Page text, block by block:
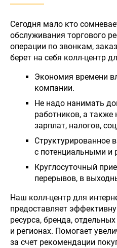
Сегодня мало кто
обслуживания торгового
операции по звонкам,
берет на себя колл-центр
Экономия времени
компании.
Не надо нанимать
работников, а также
зарплат, налогов,
Структурированное
с потенциальными и
Круглосуточный
перерывов, в
Наш колл-центр для
предоставляет
ресурса, бренда,
и регионах. Помогает
за счет рекомендации